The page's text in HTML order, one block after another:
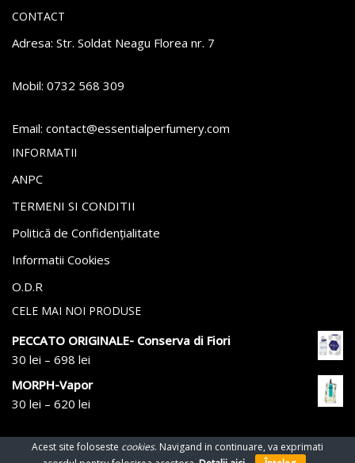
CONTACT
Adresa: Str. Soldat Neagu Florea nr. 7
Mobil: 0732 568 309
Email: moc.y
remuf
repla
itnes
se@tc
atnoc
INFORMATII
ANPC
TERMENI SI CONDITII
Politică de Confidențialitate
Informatii Cookies
O.D.R
CELE MAI NOI PRODUSE
PECCATO ORIGINALE- Conserva di Fiori
30 lei – 698 lei
MORPH-Vapor
30 lei – 620 lei
© 2022 Essential Perfumery. Toate drepturile rezervate
Acest site foloseste cookies. Navigand in continuare, va exprimati